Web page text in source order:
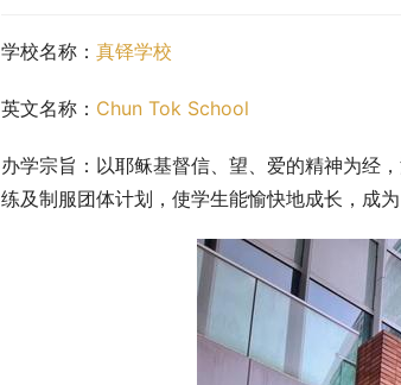
学校名称： 真铎学校
英文名称： Chun Tok School
办学宗旨：以耶稣基督信、望、爱的精神为经
练及制服团体计划，使学生能愉快地成长，成